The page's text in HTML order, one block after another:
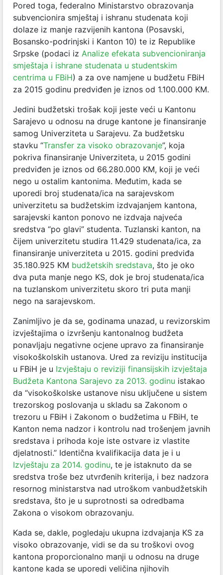
Pored toga, federalno Ministarstvo obrazovanja
subvencionira smještaj i ishranu studenata koji
dolaze iz manje razvijenih kantona (Posavski,
Bosansko-podrinjski i Kanton 10) te iz Republike
Srpske (podaci iz Analize efekata subvencioniranja
smještaja i ishrane studenata u studentskim
centrima u FBiH) a za ove namjene u budžetu FBiH
za 2015 godinu predviđen je iznos od 1.100.000 KM.
Jedini budžetski trošak koji jeste veći u Kantonu
Sarajevo u odnosu na druge kantone je finansiranje
samog Univerziteta u Sarajevu. Za budžetsku
stavku “Transfer za visoko obrazovanje”, koja
pokriva finansiranje Univerziteta, u 2015 godini
predviđen je iznos od 66.280.000 KM, koji je veći
nego u ostalim kantonima. Međutim, kada se
uporedi broj studenata/ica na sarajevskom
univerzitetu sa budžetskim izdvajanjem kantona,
sarajevski kanton ponovo ne izdvaja najveća
sredstva “po glavi” studenta. Tuzlanski kanton, na
čijem univerzitetu studira 11.429 studenata/ica, za
finansiranje univerziteta u 2015. godini predviđa
35.180.925 KM budžetskih sredstava, što je oko
dva puta manje nego KS, dok je broj studenata/ica
na tuzlanskom univerzitetu skoro tri puta manji
nego na sarajevskom.
Zanimljivo je da se, godinama unazad, u revizorskim
izvještajima o izvršenju kantonalnog budžeta
ponavljaju negativne ocjene upravo za finansiranje
visokoškolskih ustanova. Ured za reviziju institucija
u FBiH je u Izvještaju o reviziji finansijskih izvještaja
Budžeta Kantona Sarajevo za 2013. godinu istakao
da “visokoškolske ustanove nisu uključene u sistem
trezorskog poslovanja u skladu sa Zakonom o
trezoru u FBiH i Zakonom o budžetima u FBiH, te
Kanton nema nadzor i kontrolu nad trošenjem javnih
sredstava i prihoda koje iste ostvare iz vlastite
djelatnosti.” Identična kvalifikacija data je i u
Izvještaju za 2014. godinu, te je istaknuto da se
sredstva troše bez utvrđenih kriterija, i bez nadzora
resornog ministarstva nad utroškom vanbudžetskih
sredstava, što je u suprotnosti sa odredbama
Zakona o visokom obrazovanju.
Kada se, dakle, pogledaju ukupna izdvajanja KS za
visoko obrazovanje, vidi se da su troškovi ovog
kantona proporcionalno manji u odnosu na druge
kantone kada se uporedi veličina njihovih